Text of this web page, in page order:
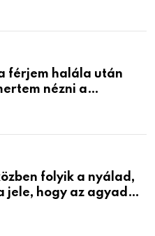
férjem halála után
nézni a
folyik a nyálad,
jele, hogy az agyad…